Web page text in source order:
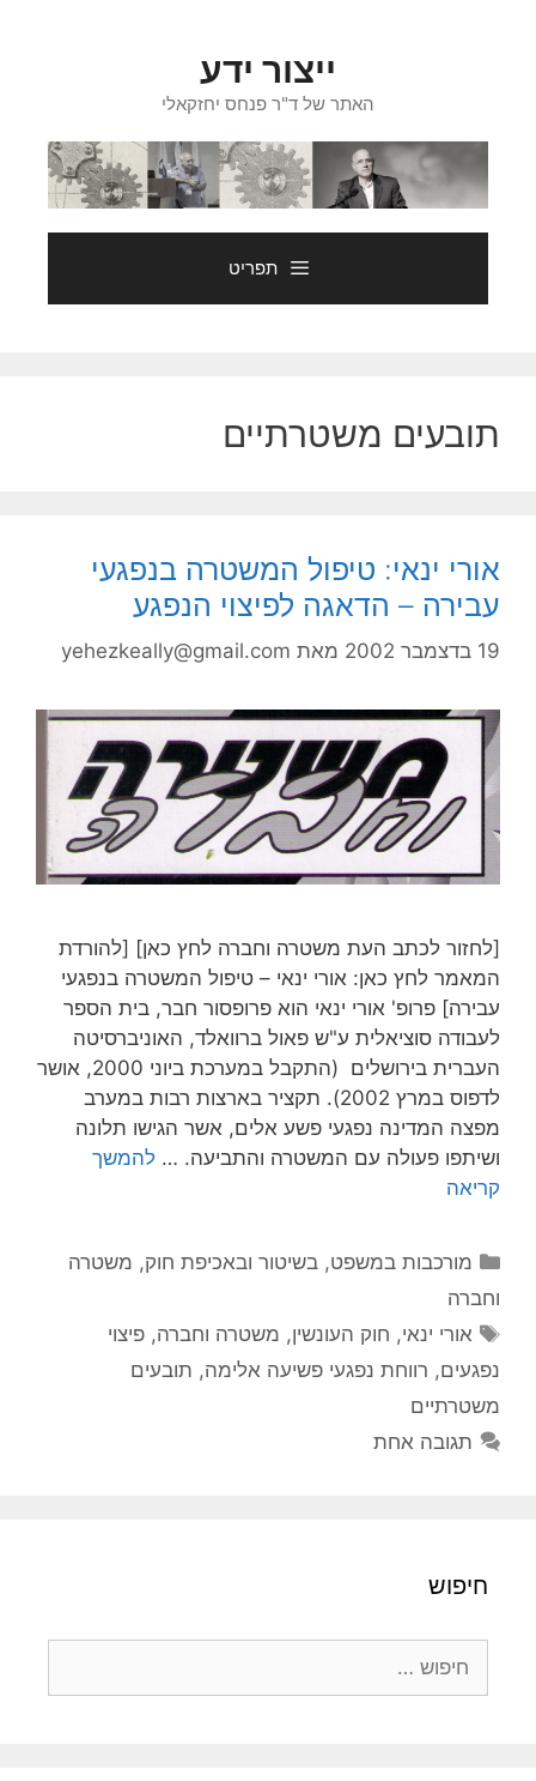
ייצור ידע
האתר של ד"ר פנחס יחזקאלי
תפריט
תובעים משטרתיים
אורי ינאי: טיפול המשטרה בנפגעי
עבירה – הדאגה לפיצוי הנפגע
19 בדצמבר 2002 מאת yehezkeally@gmail.com
[לחזור לכתב העת משטרה וחברה לחץ כאן] [להורדת
המאמר לחץ כאן: אורי ינאי – טיפול המשטרה בנפגעי
עבירה] פרופ' אורי ינאי הוא פרופסור חבר, בית הספר
לעבודה סוציאלית ע"ש פאול ברוואלד, האוניברסיטה
העברית בירושלים (התקבל במערכת ביוני 2000, אושר
לדפוס במרץ 2002). תקציר בארצות רבות במערב
מפצה המדינה נפגעי פשע אלים, אשר הגישו תלונה
ושיתפו פעולה עם המשטרה והתביעה. … להמשך
קריאה
קטגוריות
מורכבות במשפט, בשיטור ובאכיפת חוק, משטרה
וחברה
תגיות
אורי ינאי, חוק העונשין, משטרה וחברה,פיצוי
נפגעים, רווחת נפגעי פשיעה אלימה, תובעים
משטרתיים
תגובה אחת
חיפוש